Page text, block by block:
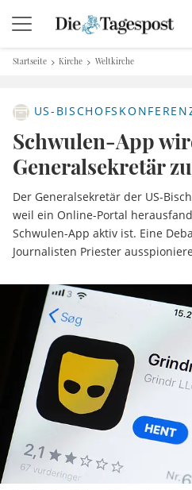
Startseite Kirche Weltkirche
US-
Schwulen-App
Generalsekretär
Der Generalsekretär der US-
weil ein Online-Portal
Schwulen-App aktiv ist. Eine
Journalisten Priester